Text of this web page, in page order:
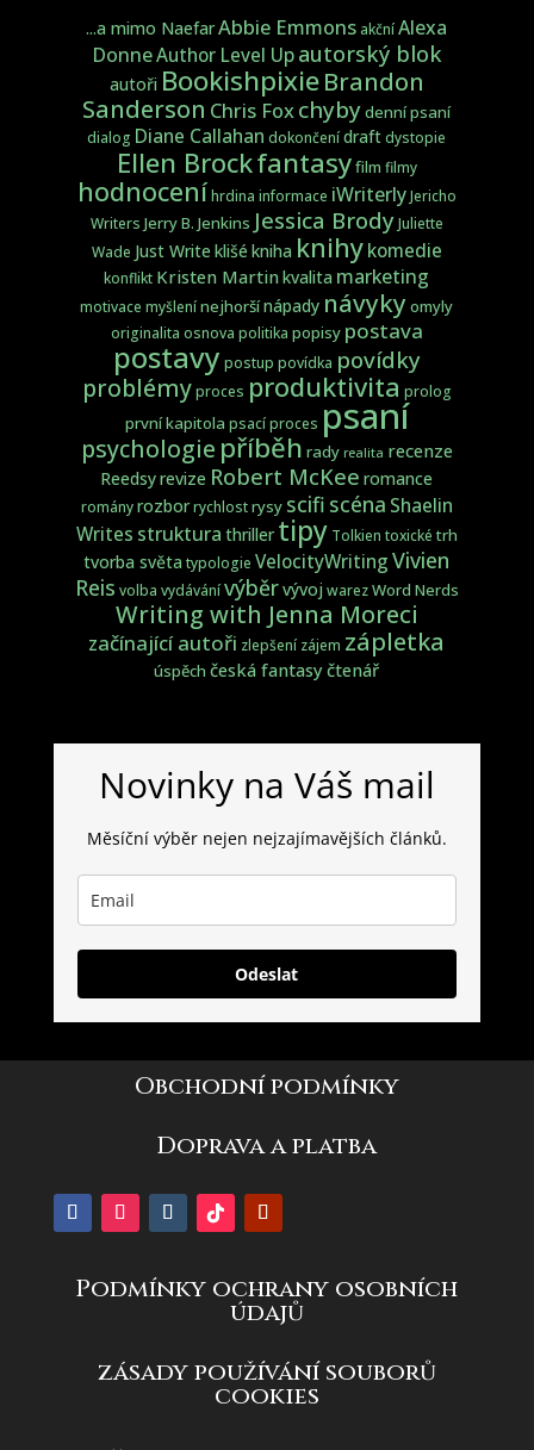
...a mimo NaefarAbbie Emmons akční Alexa
DonneAuthor Level Upautorský blok
autoři BookishpixieBrandon
Sanderson Chris Foxchybydenní psaní
dialog Diane Callahan dokončení draft dystopie
Ellen Brockfantasyfilm filmy
hodnoceníhrdina informace iWriterlyJericho
Writers Jerry B. Jenkins Jessica BrodyJuliette
Wade Just Write klišé kniha knihykomedie
konflikt Kristen Martinkvalita marketing
motivace myšlení nejhoršínápady návyky omyly
originalita osnova politika popisy postava
postavy postup povídka povídky
problémyproces produktivita prolog
první kapitola psací proces psaní
psychologie příběh rady realita recenze
Reedsyrevize Robert McKee romance
rományrozborrychlostrysy scifi scéna Shaelin
Writes struktura thriller tipy Tolkien toxické trh
tvorba světa typologie VelocityWriting Vivien
Reis volba vydávánívýběrvývoj warezWord Nerds
Writing with Jenna Moreci
začínající autoři zlepšení zájem zápletka
úspěch česká fantasyčtenář
Novinky na Váš mail
Měsíční výběr nejen nejzajímavějších článků.
Odeslat
Obchodní podmínky
Doprava a platba
Podmínky ochrany osobních
údajů
zásady používání souborů
cookies